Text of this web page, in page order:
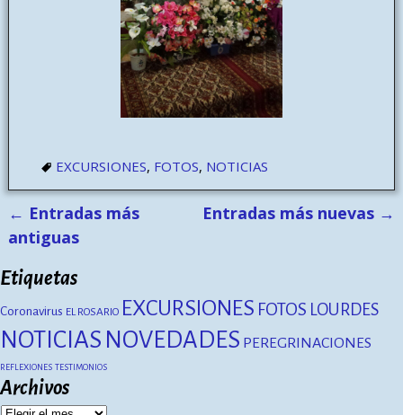
EXCURSIONES, FOTOS, NOTICIAS
Navegación de entradas
← Entradas más
antiguas
Entradas más nuevas →
Etiquetas
Coronavirus EL ROSARIO EXCURSIONES FOTOS LOURDES
NOTICIAS NOVEDADES PEREGRINACIONES
REFLEXIONES TESTIMONIOS
Archivos